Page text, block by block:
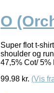
O
Super flot t-
shoulder og
47,5% Cot/ 5%
99.98 kr. (Vis